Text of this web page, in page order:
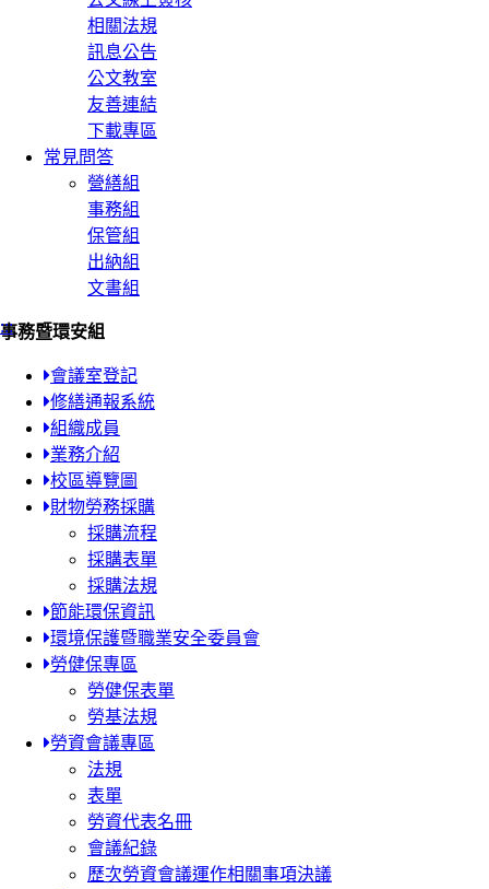
相關法規
訊息公告
公文教室
友善連結
下載專區
常見問答
營繕組
事務組
保管組
出納組
文書組
:::
事務暨環安組
會議室登記
修繕通報系統
組織成員
業務介紹
校區導覽圖
財物勞務採購
採購流程
採購表單
採購法規
節能環保資訊
環境保護暨職業安全委員會
勞健保專區
勞健保表單
勞基法規
勞資會議專區
法規
表單
勞資代表名冊
會議紀錄
歷次勞資會議運作相關事項決議